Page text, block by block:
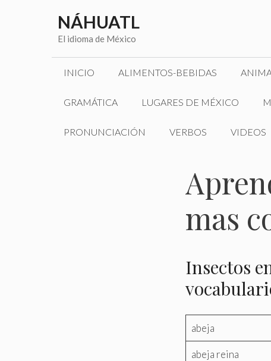
contenido
NÁHUATL
El idioma de México
INICIO ALIMENTOS-BEBIDAS
GRAMÁTICA LUGARES DE MÉXICO
PRONUNCIACIÓN VERBOS VIDEOS
mas
Insectos
abeja
abeja reina